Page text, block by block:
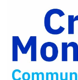
Facebook
Partager
Twitter
Partager
par
e-
mail